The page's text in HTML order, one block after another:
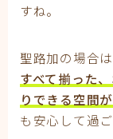
すね。
聖路加の場合
すべて揃った
りできる空間
も安心して過